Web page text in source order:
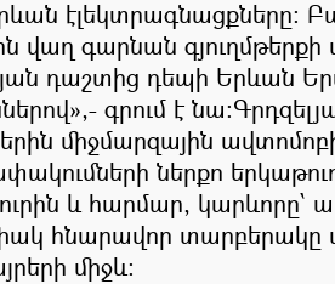
էլեկտրագնացքները:
վաղ գարնան գյուղմթերքի
դաշտից դեպի Երևան
գրում է
միջմարզային
ներքո
և հարմար, կարևորը՝
հնարավոր տարբերակը
միջև: